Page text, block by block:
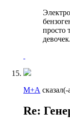
просто
девочек.
М+А сказал(-
Re: